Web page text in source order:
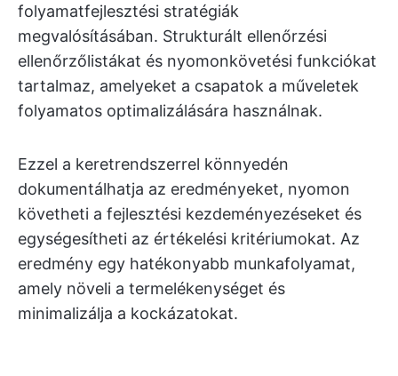
folyamatfejlesztési stratégiák
megvalósításában. Strukturált ellenőrzési
ellenőrzőlistákat és nyomonkövetési funkciókat
tartalmaz, amelyeket a csapatok a műveletek
folyamatos optimalizálására használnak.
Ezzel a keretrendszerrel könnyedén
dokumentálhatja az eredményeket, nyomon
követheti a fejlesztési kezdeményezéseket és
egységesítheti az értékelési kritériumokat. Az
eredmény egy hatékonyabb munkafolyamat,
amely növeli a termelékenységet és
minimalizálja a kockázatokat.